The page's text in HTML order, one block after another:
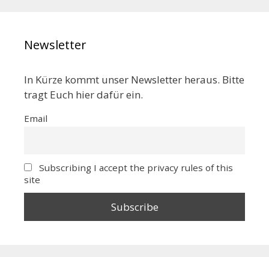
Newsletter
In Kürze kommt unser Newsletter heraus. Bitte
tragt Euch hier dafür ein.
Email
Subscribing I accept the privacy rules of this
site